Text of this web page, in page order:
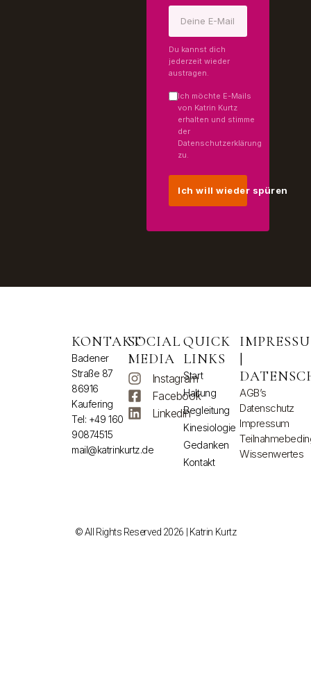
Du kannst dich
jederzeit wieder
austragen.
Ich möchte E-Mails
von Katrin Kurtz
erhalten und stimme
der
Datenschutzerklärung
zu.
Ich will wieder spüren
KONTAKT
Badener
Straße 87
86916
Kaufering
Tel: +49 160
90874515
mail@katrinkurtz.de
SOCIAL
MEDIA
Instagram
Facebook
Linkedin
QUICK
LINKS
Start
Haltung
Begleitung
Kinesiologie
Gedanken
Kontakt
AGB’s
Datenschutz
Impressum
Wissenwertes
© All Rights Reserved 2026 | Katrin Kurtz